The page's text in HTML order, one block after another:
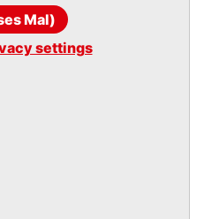
Mal)
settings